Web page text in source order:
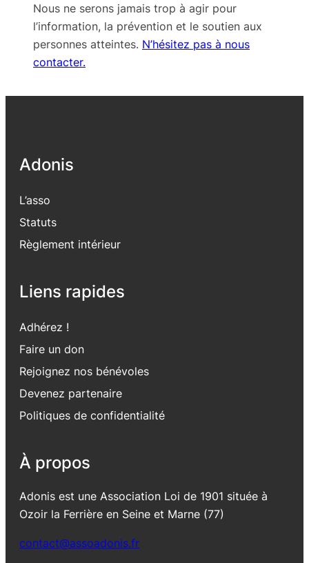
Nous ne serons jamais trop à agir pour
l’information, la prévention et le soutien aux
personnes atteintes. N’hésitez pas à nous
contacter.
Adonis
L’asso
Statuts
Règlement intérieur
Liens rapides
Adhérez !
Faire un don
Rejoignez nos bénévoles
Devenez partenaire
Politiques de confidentialité
À propos
Adonis est une Association Loi de 1901 située à
Ozoir la Ferrière en Seine et Marne (77)
contact@assoadonis.fr